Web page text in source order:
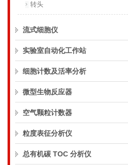
转头
流式细胞仪
实验室自动化工作站
细胞计数及活率分析
微型生物反应器
空气颗粒计数器
粒度表征分析仪
总有机碳 TOC 分析仪